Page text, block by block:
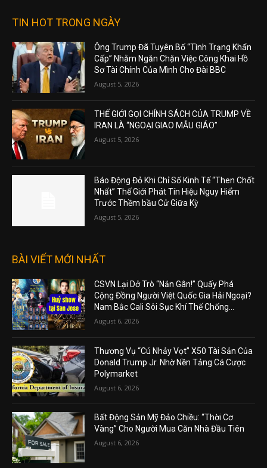
TIN HOT TRONG NGÀY
Ông Trump Đã Tuyên Bố “Tình Trạng Khẩn
Cấp” Nhằm Ngăn Chặn Việc Công Khai Hồ
Sơ Tài Chính Của Mình Cho Đài BBC
August 5, 2026
THẾ GIỚI GỌI CHÍNH SÁCH CỦA TRUMP VỀ
IRAN LÀ “NGOẠI GIAO MẪU GIÁO”
August 5, 2026
Báo Động Đỏ Khi Chỉ Số Kinh Tế “Then Chốt
Nhất” Thế Giới Phát Tín Hiệu Nguy Hiểm
Trước Thềm bầu Cử Giữa Kỳ
August 5, 2026
BÀI VIẾT MỚI NHẤT
CSVN Lại Dở Trò “Nắn Gân!” Quấy Phá
Cộng Đồng Người Việt Quốc Gia Hải Ngoại?
Nam Bắc Cali Sôi Sục Khí Thế Chống...
August 6, 2026
Thương Vụ “Cú Nhảy Vọt” X50 Tài Sản Của
Donald Trump Jr. Nhờ Nền Tảng Cá Cược
Polymarket
August 6, 2026
Bất Động Sản Mỹ Đảo Chiều: “Thời Cơ
Vàng” Cho Người Mua Căn Nhà Đầu Tiên
August 6, 2026